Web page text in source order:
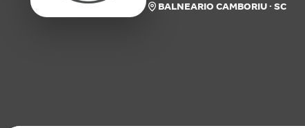
BALNEARIO CAMBORIU · SC